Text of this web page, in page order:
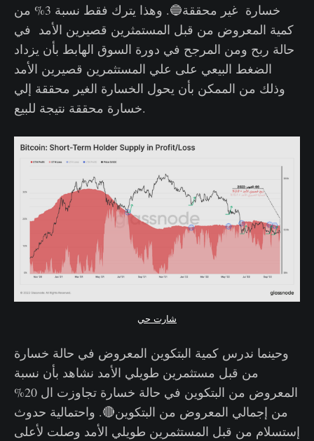
خسارة غير محققة🔵. وهذا يترك فقط نسبة 3% من
كمية المعروض من قبل المستمثرين قصيرين الأمد في
حالة ربح ومن المرجح في دورة السوق الهابط بأن يزداد
الضغط البيعي على علي المستثمرين قصيرين الأمد
وذلك من الممكن بأن يحول الخسارة الغير محققة إلي
خسارة محققة نتيجة للبيع.
شارت حي
وحينما ندرس كمية البتكوين المعروض في حالة خسارة
من قبل مستثمرين طويلي الأمد نشاهد بأن نسبة
المعروض من البتكوين في حالة خسارة تجاوزت ال 20%
من إجمالي المعروض من البتكوين🔴. واحتمالية حدوث
إستسلام من قبل المستثمرين طويلي الأمد وصلت لأعلى